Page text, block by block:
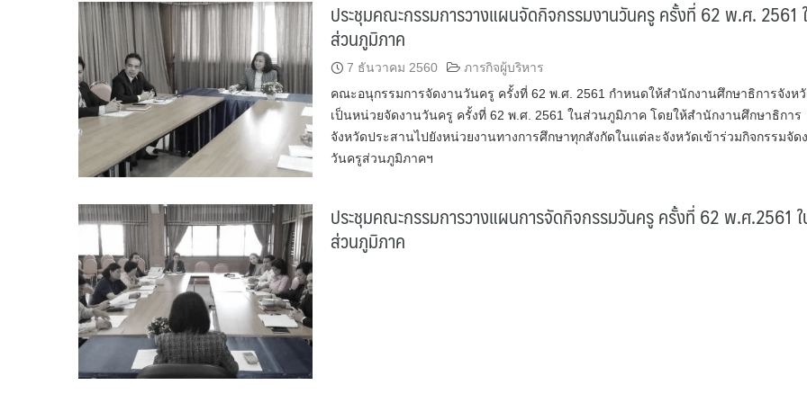
ประชุมคณะกรรมการวางแผนจัดกิจกรรมงานวันครู ครั้งที่ 62 พ.ศ. 2561
ส่วนภูมิภาค
7 ธันวาคม 2560
ภารกิจผู้บริหาร
คณะอนุกรรมการจัดงานวันครู ครั้งที่ 62 พ.ศ. 2561 กำหนดให้สำนักงานศึกษาธิการจังห
เป็นหน่วยจัดงานวันครู ครั้งที่ 62 พ.ศ. 2561 ในส่วนภูมิภาค โดยให้สำนักงานศึกษาธิการ
จังหวัดประสานไปยังหน่วยงานทางการศึกษาทุกสังกัดในแต่ละจังหวัดเข้าร่วมกิจกรรมจัด
วันครูส่วนภูมิภาคฯ
ประชุมคณะกรรมการวางแผนการจัดกิจกรรมวันครู ครั้งที่ 62 พ.ศ.2561
ส่วนภูมิภาค